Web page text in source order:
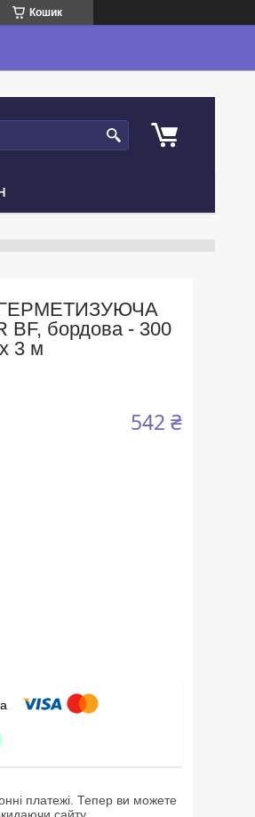
Кошик
BF, бордова - 300
3 м
542 ₴
платежі. Тепер ви можете